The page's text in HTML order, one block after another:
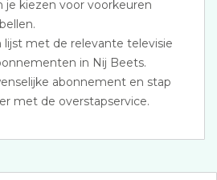
je kiezen voor voorkeuren
lijst met de relevante televisie
in Nij Beets.
abonnement en stap
met de overstapservice.